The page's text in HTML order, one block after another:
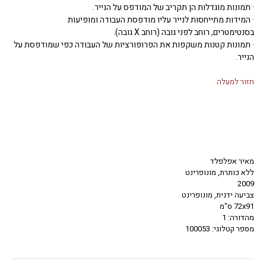
· תמונות מוגדלות הן תקריב של המודפס על הנייר.
· המידות מתייחסות לנייר עליו מודפסת העבודה ומופיעות
בסנטימטרים, רוחב לפני גובה (רוחב X גובה).
· תמונות קטנות משקפות את הפרופורציות של העבודה כפי שמודפסת על
הנייר.
חזור למעלה
מאיר אפלפלד
ללא כותרת, מונופרינט
2009
צביעה ידנית, מונופרינט
72x91 ס"מ
מהדורה: 1
מספר קטלוגי: 100053